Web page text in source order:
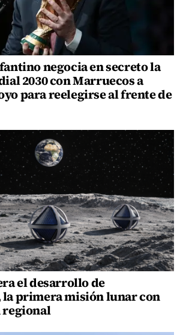
negocia en secreto la
2030 con Marruecos a
para reelegirse al frente de
el desarrollo de
primera misión lunar con